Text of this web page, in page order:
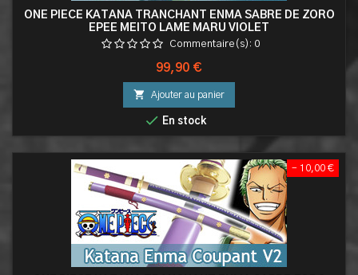
ONE PIECE KATANA TRANCHANT ENMA SABRE DE ZORO
EPEE MEITO LAME MARU VIOLET
Commentaire(s): 0
Prix
99,90 €
 Ajouter au panier
 En stock
- 10,00 €